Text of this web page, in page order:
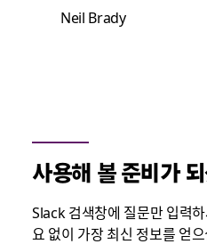
Neil Brady
사용해 볼 준비가
Slack 검색창에 질문만 입력
요 없이 가장 최신 정보를 얻